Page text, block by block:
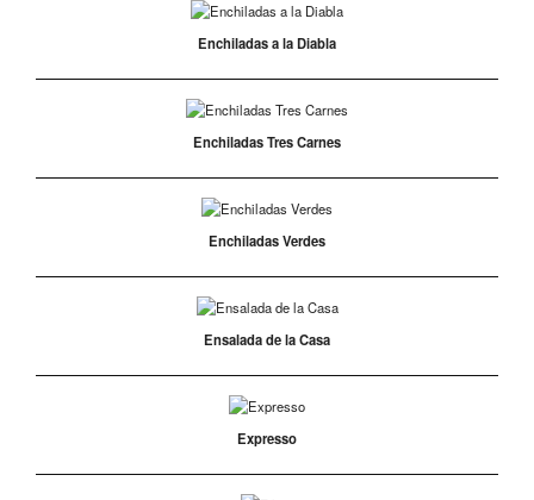
Enchiladas a la Diabla
Enchiladas Tres Carnes
Enchiladas Verdes
Ensalada de la Casa
Expresso